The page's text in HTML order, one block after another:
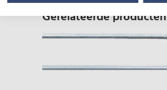
Gerelateerde producten